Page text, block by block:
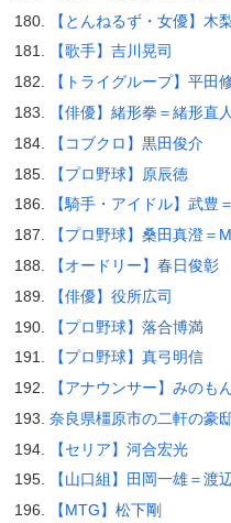
【とんねるず・女優】木
【歌手】吉川晃司
【トライグループ】平田
【俳優】緒形拳＝緒形直人
【コブクロ】黒田俊介
【プロ野球】原辰徳
【騎手・アイドル】武豊
【プロ野球】桑田真澄＝
【オードリー】春日俊彰
【俳優】役所広司
【プロ野球】落合博満
【プロ野球】真弓明信
【アナウンサー】みのも
奈良県橿原市の二軒の豪
【セリア】河合宏光
【山口組】田岡一雄＝渡
【MTG】松下剛